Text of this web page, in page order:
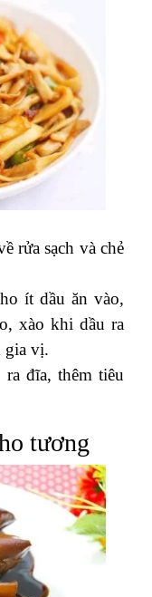
rửa sạch và chẻ
ít dầu ăn vào,
xào khi dầu ra
gia vị.
đĩa, thêm tiêu
tương